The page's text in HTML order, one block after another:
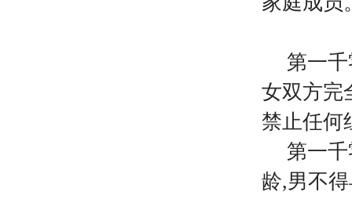
第一
女双方完
禁止任何
第一
龄,男不